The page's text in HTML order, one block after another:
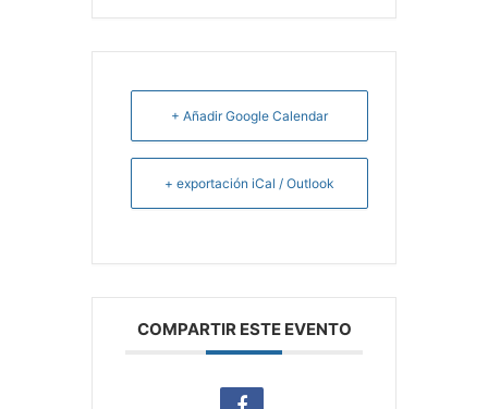
+ Añadir Google Calendar
+ exportación iCal / Outlook
COMPARTIR ESTE EVENTO